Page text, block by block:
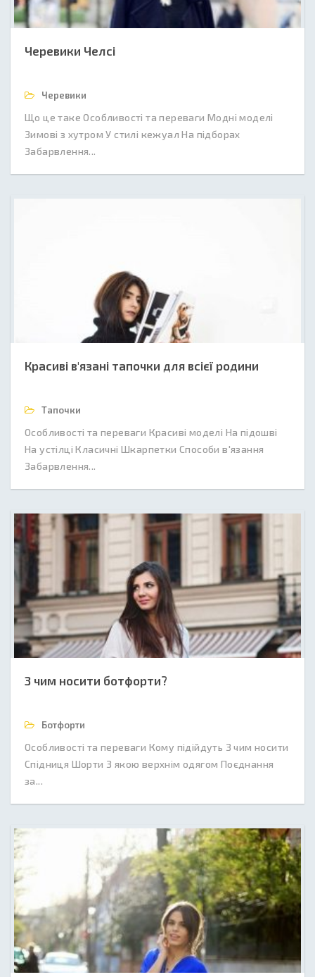
Черевики Челсі
Черевики
Що це таке Особливості та переваги Модні моделі
Зимові з хутром У стилі кежуал На підборах
Забарвлення...
Красиві в'язані тапочки для всієї родини
Тапочки
Особливості та переваги Красиві моделі На підошві
На устілці Класичні Шкарпетки Способи в'язання
Забарвлення...
З чим носити ботфорти?
Ботфорти
Особливості та переваги Кому підійдуть З чим носити
Спідниця Шорти З якою верхнім одягом Поєднання
за...